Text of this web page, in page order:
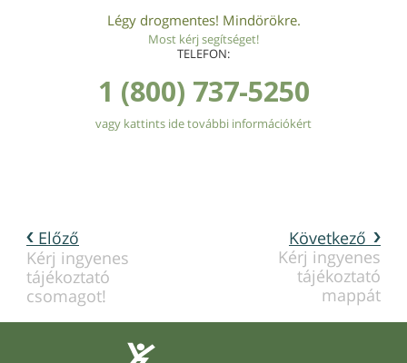
Légy drogmentes! Mindörökre.
Most kérj segítséget!
TELEFON:
1 (800) 737-5250
vagy kattints ide további információkért
Következő
Kérj ingyenes
tájékoztató
mappát
Előző
Kérj ingyenes
tájékoztató
csomagot!